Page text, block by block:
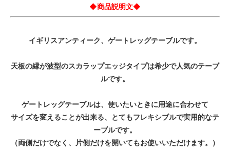
◆商品説明文◆
イギリスアンティーク、ゲートレッグテーブルです。
天板の縁が波型のスカラップエッジタイプは希少で人気のテーブ
ルです。
ゲートレッグテーブルは、使いたいときに用途に合わせて
サイズを変えることが出来る、とてもフレキシブルで実用的なテ
ーブルです。
（両側だけでなく、片側だけを開いてもお使いいただけます。）